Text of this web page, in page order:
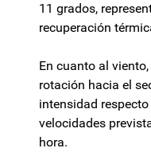
11 grados,
recuperación
En cuanto al
rotación hacia el
intensidad
velocidades
hora.